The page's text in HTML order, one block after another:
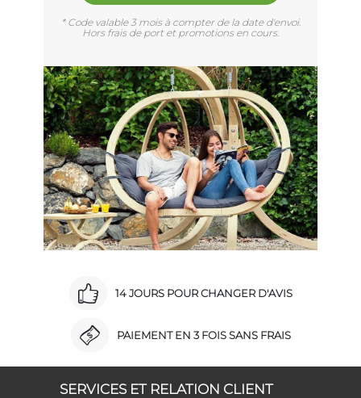
* Code valable 3 mois à compter de la date d'envoi.
Hors frais de port et promotions en cours.
14 JOURS POUR CHANGER D'AVIS
PAIEMENT EN 3 FOIS SANS FRAIS
SERVICES ET RELATION CLIENT